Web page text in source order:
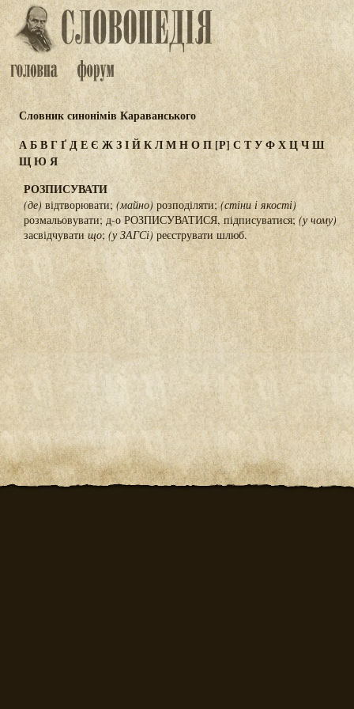
Словник синонімів Караванського
АБВГҐДЕЄ ЖЗІЙКЛМНОП[Р] С ТУФХЦЧШ
ЩЮ Я
РОЗПИСУВАТИ
(де) відтворювати;(майно) розподіляти;(стіни і якості)
розмальовувати; д-о РОЗПИСУВАТИСЯ, підписуватися; (у чому)
засвідчувати що; (у ЗАГСі) реєструвати шлюб.